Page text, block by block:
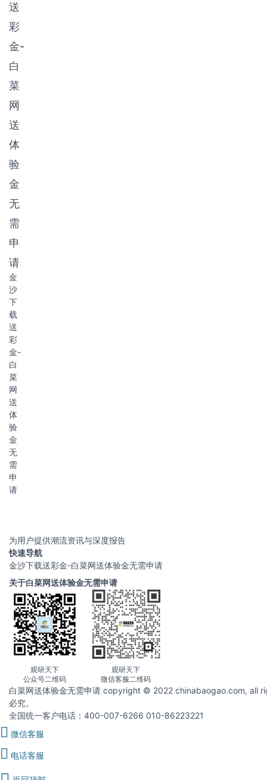
送
彩
金-
白
菜
网
送
体
验
金
无
需
申
请
金
沙
下
载
送
彩
金-
白
菜
网
送
体
验
金
无
需
申
请
为用户提供潮流资讯与深度报告
快速导航
金沙下载送彩金-白菜网送体验金无需申请
关于白菜网送体验金无需申请
观研天下
公众号二维码
观研天下
微信客服二维码
白菜网送体验金无需申请 copyright © 2022 chinabaogao.com, all
必究。
全国统一客户电话：400-007-6266 010-86223221
微信客服
电话客服